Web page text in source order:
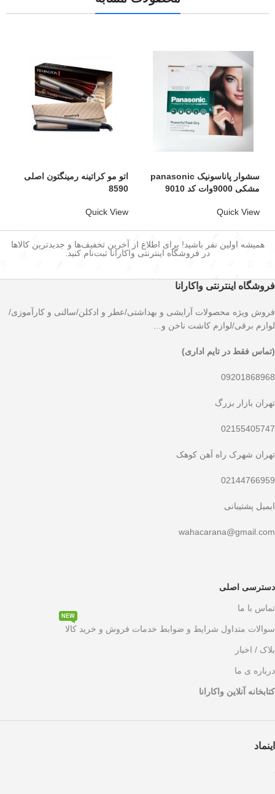
سشوار پاناسونیک panasonic
مشکی 9000وات کد 9010
Quick View
اتو مو کراتینه رمینگتون اصلی
8590
Quick View
همیشه اولین نفر باشید! برای اطلاع از آخرین تخفیف‌ها و جدیدترین کالاها
در فروشگاه اینترنتی واکارانا ثبت‌نام کنید.
فروشگاه اینترنتی واکارانا
فروش ویژه محصولات آرایشی و بهداشتی/عطر و ادکلن/سالنی و کارآموزی/
لوازم برقی/لوازم کاشت ناخن و…
(تماس فقط در تایم اداری)
09201868968
تهران بازار بزرگ
02155405747
تهران شهرک راه آهن کوهک
02144766959
ایمیل پشتیبانی
wahacarana@gmail.com
دسترسی اصلی
تماس با ما
سوالات متداول شرایط و ضوابط خدمات فروش و خرید کالا
NEW
بلاک / اخبار
درباره ی ما
کتابخانه آنلاین واکارانا
اینماد